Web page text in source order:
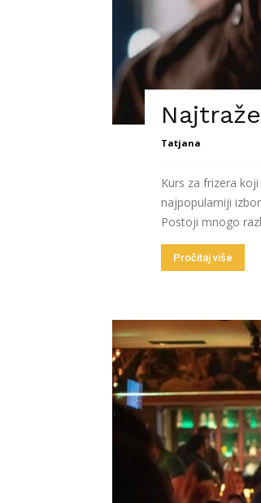
Tatjana
Kurs za frizera
najpopularniji
Postoji mnogo
Pročitaj više